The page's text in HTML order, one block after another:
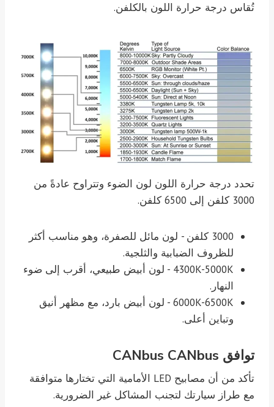
تُقاس درجة حرارة اللون بالكلفن.
تحدد درجة حرارة اللون لون الضوء وتتراوح عادةً من
3000 كلفن إلى 6500 كلفن.
3000 كلفن - لون مائل للصفرة، وهو مناسب أكثر
للظروف الضبابية والثلجية.
4300K-5000K - لون أبيض طبيعي، أقرب إلى ضوء
النهار.
6000K-6500K - لون أبيض بارد، مع مظهر أنيق
وتباين أعلى.
توافق CANbus CANbus
تأكد من أن مصابيح LED الأمامية التي تختارها متوافقة
مع طراز سيارتك لتجنب المشاكل غير الضرورية.